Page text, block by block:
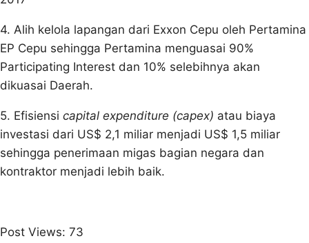
4. Alih kelola lapangan dari Exxon Cepu oleh Pertamina
EP Cepu sehingga Pertamina menguasai 90%
Participating Interest dan 10% selebihnya akan
dikuasai Daerah.
5. Efisiensi capital expenditure (capex) atau biaya
investasi dari US$ 2,1 miliar menjadi US$ 1,5 miliar
sehingga penerimaan migas bagian negara dan
kontraktor menjadi lebih baik.
Post Views: 73